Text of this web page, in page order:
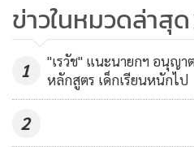
ดุลพินิจลงโทษจำเลยผู้ฝ่าฝืน พรก.
คำนึงถึงสถานการณ์ความปลอดภั
ละเลยสิทธิและเสรีภาพของจำเล
ถึงที่สุดหรืออาจจะกักขังในเคหะส
สั่งศาล ซึ่งที่ผ่านมา ส่วนควบคุมก
174
กำหน
ข่าวในหมวดล่าสุด
1
"เรวัช" แนะนายกฯ อนุญ
หลักสูตร เด็กเรียนหนักไป
2